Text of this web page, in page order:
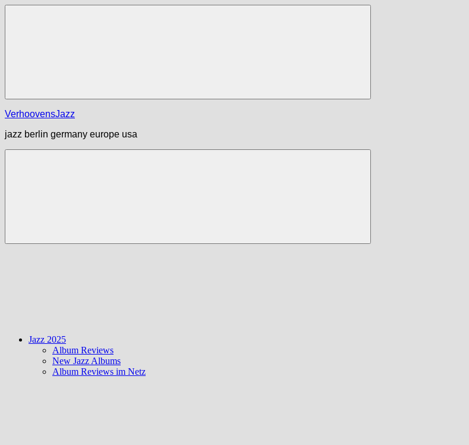
Zum
Menü
VerhoovensJazz
jazz berlin germany europe usa
Menü
Jazz 2025
Album Reviews
New Jazz Albums
Album Reviews im Netz